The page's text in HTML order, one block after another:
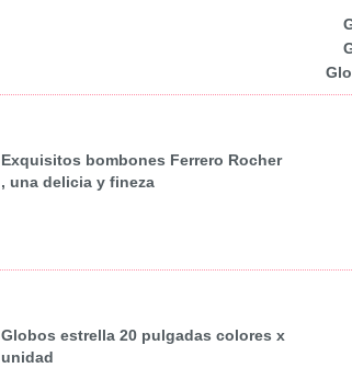
Exquisitos bombones Ferrero Rocher
, una delicia y fineza
Globos estrella 20 pulgadas colores x
unidad